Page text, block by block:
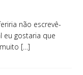
não escrevê-
eu gostaria que
[…]